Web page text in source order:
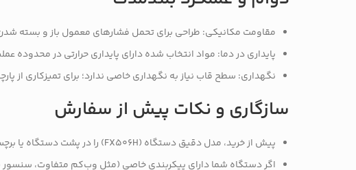
مقاومت مکانیکی: طراحی برای تحمل فشارهای معمول باز و بسته شدن
پایداری در دما: مواد انتخاب شده دارای پایداری حرارتی در
نگهداری: سطح قاب نیاز به نگهداری خاصی ندارد؛ برای تمیزکاری از
سازگاری و نکات پیش از سفارش
پیش از خرید، مدل دقیق دستگاه (FX506H) را در پشت دستگاه یا برچسب فنی بررسی کنید تا از تطابق محل پیچ‌ها و پورت‌ها اطمینان حاصل شود.
اگر دستگاه شما دارای پیکربندی خاصی (مثل وب‌کم متفاوت، سنسور